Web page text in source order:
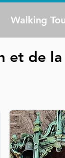
Walking
et de